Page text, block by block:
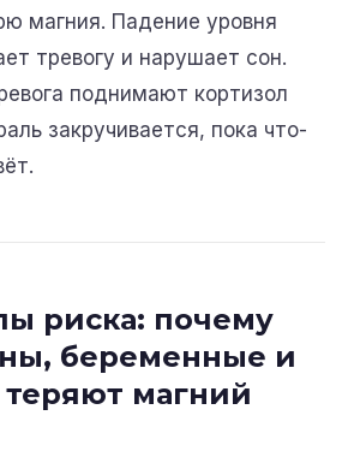
магния. Падение уровня
тревогу и нарушает сон.
поднимают кортизол
закручивается, пока что-
риска: почему
беременные и
магний